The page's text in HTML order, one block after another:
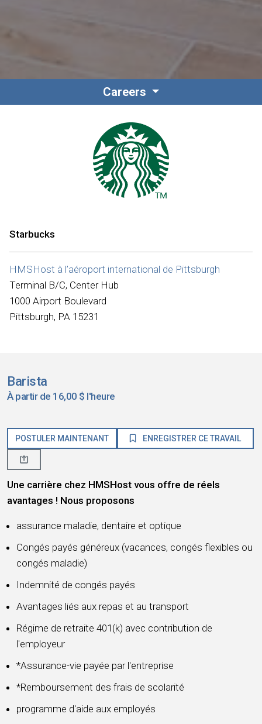
Careers
Starbucks
HMSHost à l’aéroport international de Pittsburgh
Terminal B/C, Center Hub
1000 Airport Boulevard
Pittsburgh, PA 15231
Barista
À partir de 16,00 $ l'heure
POSTULER MAINTENANT ENREGISTRER CE TRAVAIL
Une carrière chez HMSHost vous offre de réels
avantages ! Nous proposons
assurance maladie, dentaire et optique
Congés payés généreux (vacances, congés flexibles ou
congés maladie)
Indemnité de congés payés
Avantages liés aux repas et au transport
Régime de retraite 401(k) avec contribution de
l'employeur
*Assurance-vie payée par l'entreprise
*Remboursement des frais de scolarité
programme d'aide aux employés